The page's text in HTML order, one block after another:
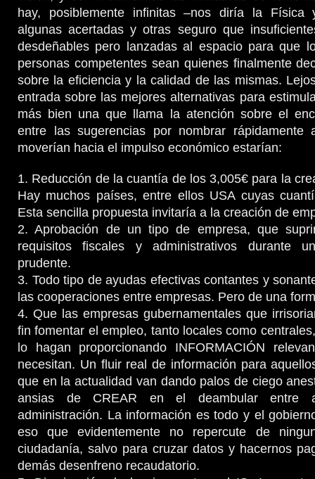
hay, posiblemente infinitas –nos diría la Física
algunas acertadas y otras seguro que
desdeñables pero lanzadas al espacio para que
personas competentes sean quienes finalmente
sobre la eficiencia y la calidad de las mismas.
entrada sobre las mejores alternativas para
más bien una que llama la atención sobre el
entre las sugerencias por nombrar rápidamente
moverían hacia el impulso económico estarían:
1. Reducción de la cuantía de los 3,005€ para la
Hay muchos países, entre ellos USA cuyas
Esta sencilla propuesta invitaría a la creación de
2. Aprobación de un tipo de empresa, que
requisitos fiscales y administrativos durante
prudente.
3. Todo tipo de ayudas efectivas contantes y
las cooperaciones entre empresas. Pero de una
4. Que las empresas gubernamentales que
fin fomentar el empleo, tanto locales como
lo hagan proporcionando INFORMACIÓN
necesitan. Un fluir real de información para
que en la actualidad van dando palos de ciego
ansias de CREAR en el deambular entre
administración. La información es todo y el
eso que evidentemente no repercute de
ciudadanía, salvo para cruzar datos y hacernos
demás desenfreno recaudatorio.